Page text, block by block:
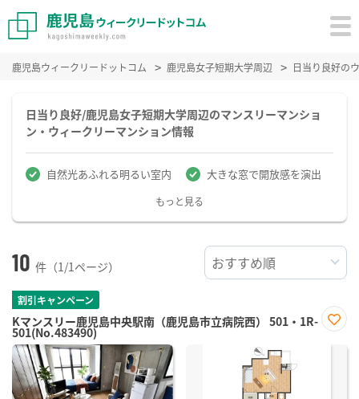
鹿児島ウィークリードットコム 鹿児島女子短期大学周辺 日当り良好の
日当り良好/鹿児島女子短期大学周辺のマンスリーマンショ
ン・ウィークリーマンション情報
自然光あふれる明るい室内 大きな窓で開放感を演出
もっと見る
10 件（1/1ページ）
割引キャンペーン
Kマンスリー鹿児島中央駅南（鹿児島市立病院西） 501・1R-
501(No.483490)
に入